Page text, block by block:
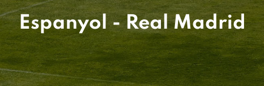
Espanyol - Real Madrid